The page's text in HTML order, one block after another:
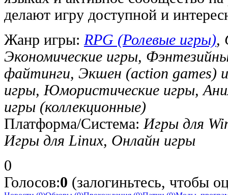
делают игру доступной и
Жанр игры: RPG (Ролевые игры),
Экономические игры,
файтинги, Экшен (action games)
игры, Юмористические игры,
игры (коллекционные)
Платформа/Система: Игры для
Игры для Linux, Онлайн игры
0
Голосов:0 (залогиньтесь, чтобы